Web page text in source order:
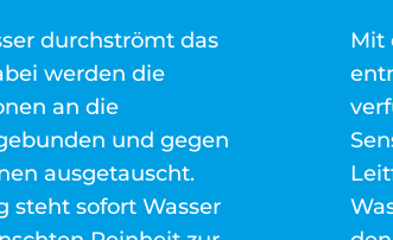
durchströmt das
werden die
an die
und gegen
ausgetauscht.
steht sofort Wasser
Mit